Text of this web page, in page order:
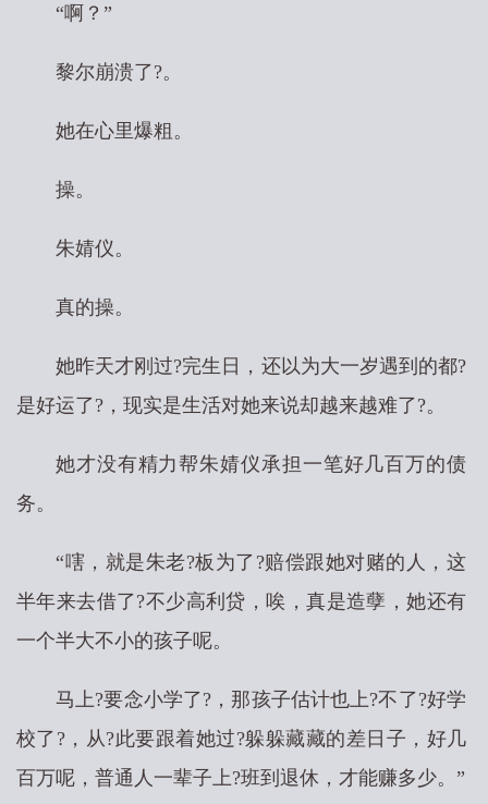
“啊？”
黎尔崩溃了?。
她在心里爆粗。
操。
朱婧仪。
真的操。
她昨天才刚过?完生日，还以为大一岁遇到的都?
是好运了?，现实是生活对她来说却越来越难了?。
她才没有精力帮朱婧仪承担一笔好几百万的债
务。
“嗐，就是朱老?板为了?赔偿跟她对赌的人，这
半年来去借了?不少高利贷，唉，真是造孽，她还有
一个半大不小的孩子呢。
马上?要念小学了?，那孩子估计也上?不了?好学
校了?，从?此要跟着她过?躲躲藏藏的差日子，好几
百万呢，普通人一辈子上?班到退休，才能赚多少。”